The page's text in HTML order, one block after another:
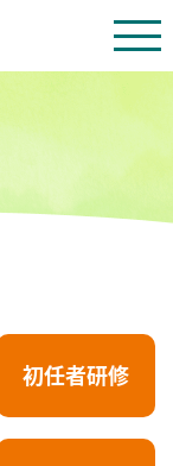
初任者研修